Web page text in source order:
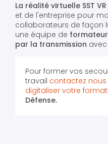
La réalité virtuelle SST VR
et de l'entreprise pour
collaborateurs de façon
une équipe de
par la transmission
Pour former vos
travail contactez
digitaliser votre
Défense.